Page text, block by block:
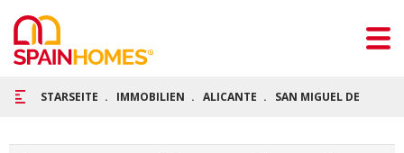
STARSEITE IMMOBILIEN ALICANTE SAN MIGUEL DE